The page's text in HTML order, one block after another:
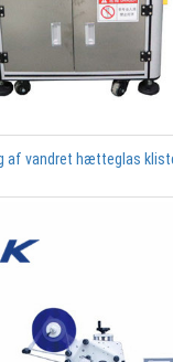
af vandret hætteglas